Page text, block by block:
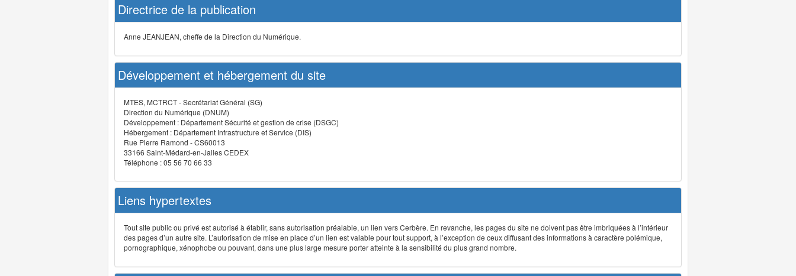
Directrice de la publication
Anne JEANJEAN, cheffe de la Direction du Numérique.
Développement et hébergement du site
MTES, MCTRCT - Secrétariat Général (SG)
Direction du Numérique (DNUM)
Développement : Département Sécurité et gestion de crise (DSGC)
Hébergement : Département Infrastructure et Service (DIS)
Rue Pierre Ramond - CS60013
33166 Saint-Médard-en-Jalles CEDEX
Téléphone : 05 56 70 66 33
Liens hypertextes
Tout site public ou privé est autorisé à établir, sans autorisation préalable, un lien vers Cerbère. En revanche, les pages du site ne doivent pas être imbriquées à l’intérieur
des pages d’un autre site. L’autorisation de mise en place d’un lien est valable pour tout support, à l’exception de ceux diffusant des informations à caractère polémique,
pornographique, xénophobe ou pouvant, dans une plus large mesure porter atteinte à la sensibilité du plus grand nombre.